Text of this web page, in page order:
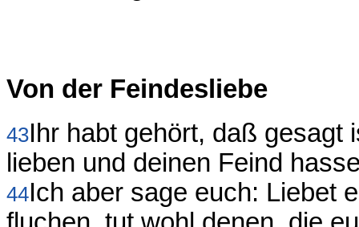
Von der Feindesliebe
43Ihr habt gehört, daß gesagt
lieben und deinen Feind
44Ich aber sage euch: Liebet